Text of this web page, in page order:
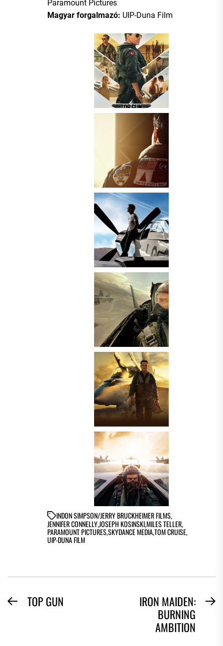
Paramount Pictures
Magyar forgalmazó: UIP-Duna Film
INDON SIMPSON/JERRY BRUCKHEIMER FILMS,
JENNIFER CONNELLY,JOSEPH KOSINSKI,MILES TELLER,
PARAMOUNT PICTURES,SKYDANCE MEDIA,TOM CRUISE,
UIP-DUNA FILM
BEJEGYZÉS
PreviousTOP GUN
IRON MAIDEN:
BURNING
AMBITION